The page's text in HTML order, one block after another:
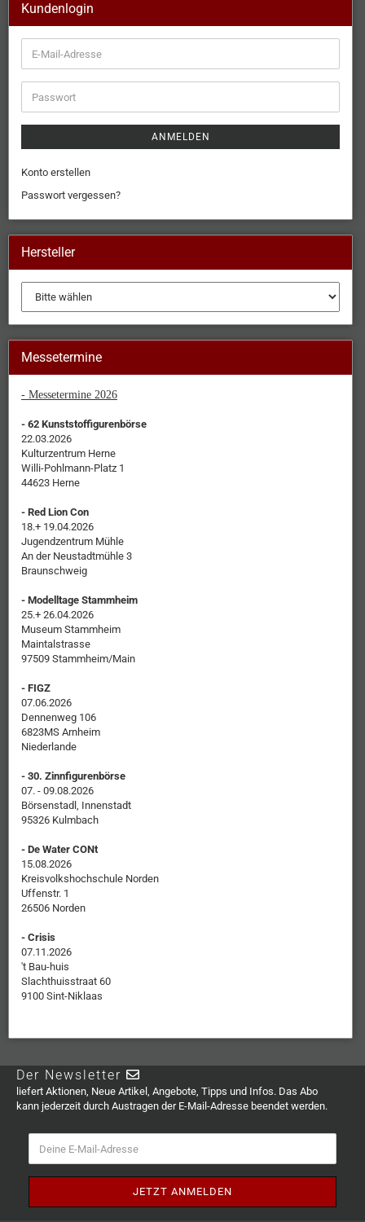
Kundenlogin
ANMELDEN
Konto erstellen
Passwort vergessen?
Hersteller
Messetermine
- Messetermine 2026
- 62 Kunststoffigurenbörse
22.03.2026
Kulturzentrum Herne
Willi-Pohlmann-Platz 1
44623 Herne
- Red Lion Con
18.+ 19.04.2026
Jugendzentrum Mühle
An der Neustadtmühle 3
Braunschweig
- Modelltage Stammheim
25.+ 26.04.2026
Museum Stammheim
Maintalstrasse
97509 Stammheim/Main
- FIGZ
07.06.2026
Dennenweg 106
6823MS Arnheim
Niederlande
- 30. Zinnfigurenbörse
07. - 09.08.2026
Börsenstadl, Innenstadt
95326 Kulmbach
- De Water CONt
15.08.2026
Kreisvolkshochschule Norden
Uffenstr. 1
26506 Norden
- Crisis
07.11.2026
't Bau-huis
Slachthuisstraat 60
9100 Sint-Niklaas
Der Newsletter
liefert Aktionen, Neue Artikel, Angebote, Tipps und Infos. Das Abo
kann jederzeit durch Austragen der E-Mail-Adresse beendet werden.